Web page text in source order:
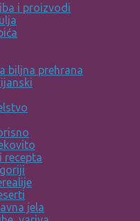
i proizvodi
biljna prehrana
recepta
jela